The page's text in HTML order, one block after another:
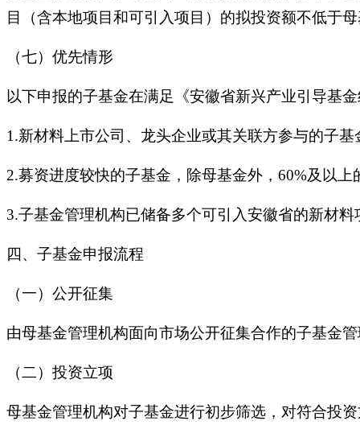
目（含本地项目和可引入项目）的拟投资额不低于
（七）优先情形
以下申报的子基金在满足《安徽省新兴产业引导基
1.新材料上市公司、龙头企业或其关联方参与的子
2.募资进度较快的子基金，除母基金外，60%及以
3.子基金管理机构已储备多个可引入安徽省的新材
四、子基金申报流程
（一）公开征集
由母基金管理机构面向市场公开征集合作的子基金
（二）投资立项
母基金管理机构对子基金进行初步筛选，对符合投